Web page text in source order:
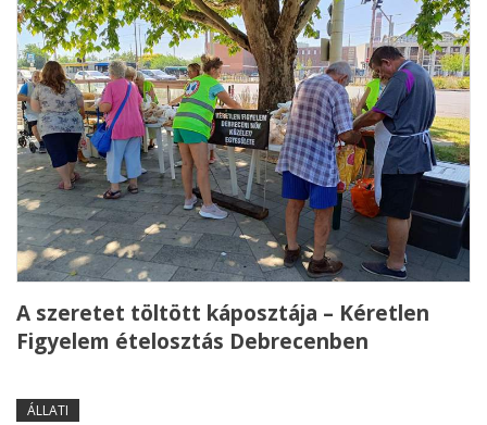
A szeretet töltött káposztája – Kéretlen
Figyelem ételosztás Debrecenben
ÁLLATI